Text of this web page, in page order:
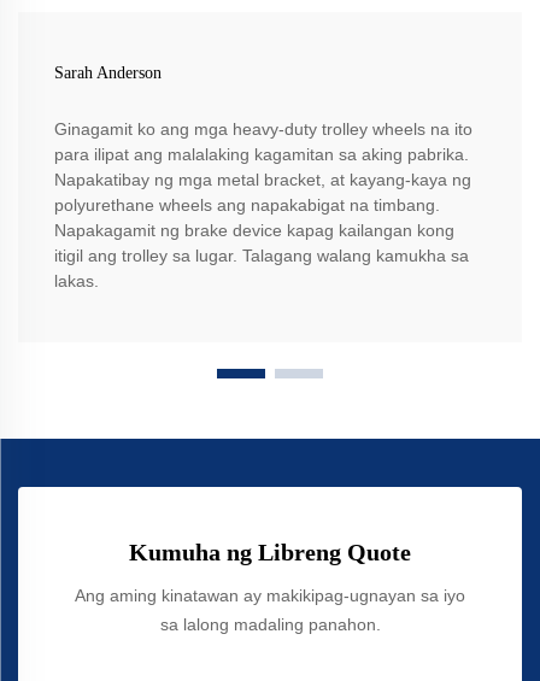
Sarah Anderson
Ginagamit ko ang mga heavy-duty trolley wheels na ito
para ilipat ang malalaking kagamitan sa aking pabrika.
Napakatibay ng mga metal bracket, at kayang-kaya ng
polyurethane wheels ang napakabigat na timbang.
Napakagamit ng brake device kapag kailangan kong
itigil ang trolley sa lugar. Talagang walang kamukha sa
lakas.
Kumuha ng Libreng Quote
Ang aming kinatawan ay makikipag-ugnayan sa iyo
sa lalong madaling panahon.